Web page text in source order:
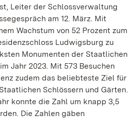
Leiter der Schlossverwaltung
am 12. März. Mit
Wachstum von 52 Prozent zum
Ludwigsburg zu
Monumenten der Staatlichen
Jahr 2023. Mit 573 Besuchen
zudem das beliebteste Ziel für
Schlössern und Gärten.
konnte die Zahl um knapp 3,5
Die Zahlen gäben